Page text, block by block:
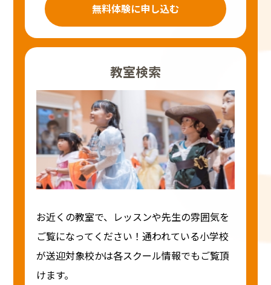
無料体験に申し込む
教室検索
お近くの教室で、レッスンや先生の雰囲気を
ご覧になってください！通われている小学校
が送迎対象校かは各スクール情報でもご覧頂
けます。